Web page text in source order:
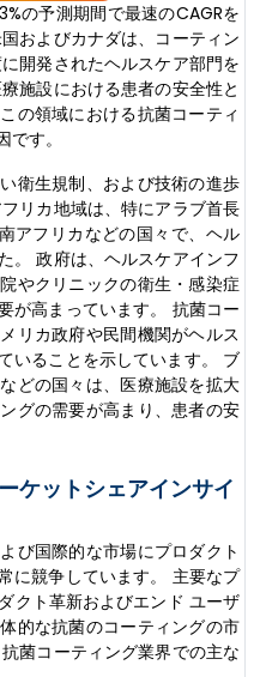
の予測期間で最速のCAGRを
およびカナダは、コーティン
開発されたヘルスケア部門を
施設における患者の安全性と
の領域における抗菌コーティ
す。
衛生規制、および技術の進歩
リカ地域は、特にアラブ首長
アフリカなどの国々で、ヘル
。 政府は、ヘルスケアインフ
やクリニックの衛生・感染症
が高まっています。 抗菌コー
リカ政府や民間機関がヘルス
いることを示しています。 ブ
どの国々は、医療施設を拡大
グの需要が高まり、患者の安
ケットシェアインサイ
び国際的な市場にプロダクト
に競争しています。 主要なプ
クト革新およびエンド ユーザ
的な抗菌のコーティングの市
菌コーティング業界での主な